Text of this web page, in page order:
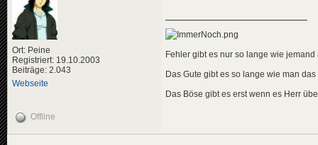
Ort: Peine
Registriert: 19.10.2003
Beiträge: 2.043
Webseite
Fehler gibt es nur so lange wie jemand
Das Gute gibt es so lange wie man
Das Böse gibt es erst wenn es Herr
Offline